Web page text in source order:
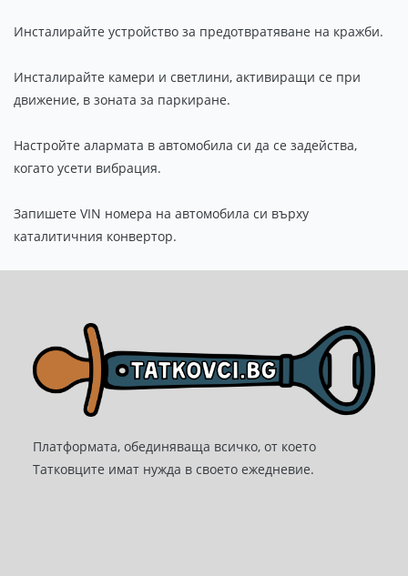
Инсталирайте устройство за предотвратяване на кражби.
Инсталирайте камери и светлини, активиращи се при
движение, в зоната за паркиране.
Настройте алармата в автомобила си да се задейства,
когато усети вибрация.
Запишете VIN номера на автомобила си върху
каталитичния конвертор.
Платформата, обединяваща всичко, от което
Татковците имат нужда в своето ежедневие.